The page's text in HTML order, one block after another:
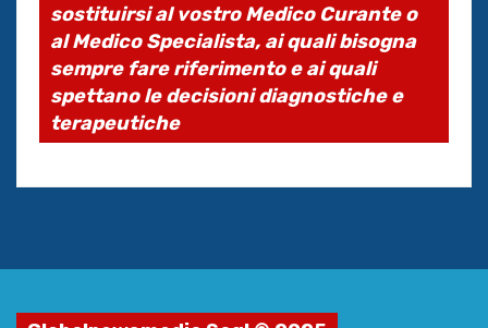
sostituirsi al vostro Medico Curante o
al Medico Specialista, ai quali bisogna
sempre fare riferimento e ai quali
spettano le decisioni diagnostiche e
terapeutiche